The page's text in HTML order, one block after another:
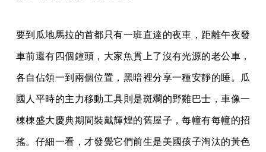
要到瓜地馬拉的首都只有一班直達的夜車，距離午夜發
車前還有四個鐘頭，大家魚貫上了沒有光源的老公車，
各自佔領一到兩個位置，黑暗裡分享一種安靜的睡。瓜
國人平時的主力移動工具則是斑斕的野雞巴士，車像一
棟棟盛大慶典期間裝戴輝煌的舊屋子，每幢有每幢的招
搖。仔細一看，才發覺它們前生是美國孩子淘汰的黃色